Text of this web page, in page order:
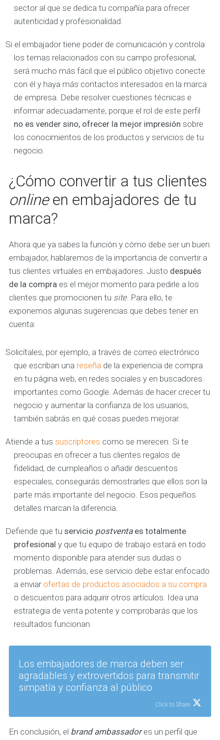
sector al que se dedica tu compañía para ofrecer
autenticidad y profesionalidad.
Si el embajador tiene poder de comunicación y controla
los temas relacionados con su campo profesional,
será mucho más fácil que el público objetivo conecte
con él y haya más contactos interesados en la marca
de empresa. Debe resolver cuestiones técnicas e
informar adecuadamente, porque el rol de este perfil
no es vender sino, ofrecer la mejor impresión sobre
los conocimientos de los productos y servicios de tu
negocio.
¿Cómo convertir a tus clientes
onlineen embajadores de tu
marca?
Ahora que ya sabes la función y cómo debe ser un buen
embajador, hablaremos de la importancia de convertir a
tus clientes virtuales en embajadores. Justo después
de la compra es el mejor momento para pedirle a los
clientes que promocionen tu site. Para ello, te
exponemos algunas sugerencias que debes tener en
cuenta:
Solicítales, por ejemplo, a través de correo electrónico
que escriban una reseña de la experiencia de compra
en tu página web, en redes sociales y en buscadores
importantes como Google. Además de hacer crecer tu
negocio y aumentar la confianza de los usuarios,
también sabrás en qué cosas puedes mejorar.
Atiende a tus suscriptores como se merecen. Si te
preocupas en ofrecer a tus clientes regalos de
fidelidad, de cumpleaños o añadir descuentos
especiales, conseguirás demostrarles que ellos son la
parte más importante del negocio. Esos pequeños
detalles marcan la diferencia.
Defiende que tu servicio postventaes totalmente
profesional y que tu equipo de trabajo estará en todo
momento disponible para atender sus dudas o
problemas. Además, ese servicio debe estar enfocado
a enviar ofertas de productos asociados a su compra
o descuentos para adquirir otros artículos. Idea una
estrategia de venta potente y comprobarás que los
resultados funcionan.
Los embajadores de marca deben ser
agradables y extrovertidos para transmitir
simpatía y confianza al público
Click to Share
En conclusión, el brand ambassadores un perfil que